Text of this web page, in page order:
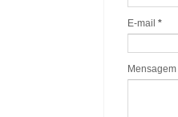
E-mail *
Mensagem